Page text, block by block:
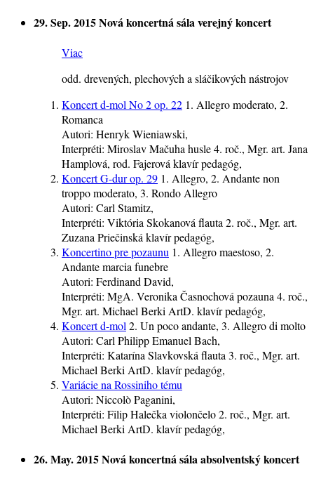
29. Sep. 2015Nová koncertná sálaverejný koncert
Viac
odd. drevených, plechových a sláčikových nástrojov
Koncert d-mol No 2 op. 22 1. Allegro moderato, 2.
Romanca
Autori: Henryk Wieniawski,
Interpréti: Miroslav Mačuha husle4. roč., Mgr. art. Jana
Hamplová, rod. Fajerová klavírpedagóg,
Koncert G-dur op. 29 1. Allegro, 2. Andante non
troppo moderato, 3. Rondo Allegro
Autori: Carl Stamitz,
Interpréti: Viktória Skokanová flauta 2. roč., Mgr. art.
Zuzana Priečinská klavírpedagóg,
Koncertino pre pozaunu 1. Allegro maestoso, 2.
Andante marcia funebre
Autori: Ferdinand David,
Interpréti: MgA. Veronika Časnochová pozauna 4. roč.,
Mgr. art. Michael Berki ArtD. klavírpedagóg,
Koncert d-mol 2. Un poco andante, 3. Allegro di molto
Autori: Carl Philipp Emanuel Bach,
Interpréti: Katarína Slavkovská flauta 3. roč., Mgr. art.
Michael Berki ArtD. klavírpedagóg,
Variácie na Rossiniho tému
Autori: Niccolò Paganini,
Interpréti: Filip Halečka violončelo2. roč., Mgr. art.
Michael Berki ArtD. klavírpedagóg,
26. May. 2015Nová koncertná sálaabsolventský koncert